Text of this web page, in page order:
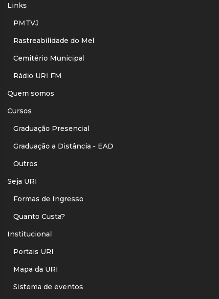
Links
PMTVJ
Rastreabilidade do Mel
Cemitério Municipal
Rádio URI FM
Quem somos
Cursos
Graduação Presencial
Graduação a Distância - EAD
Outros
Seja URI
Formas de Ingresso
Quanto Custa?
Institucional
Portais URI
Mapa da URI
Sistema de eventos